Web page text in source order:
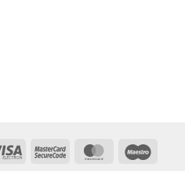
Visa
MasterCardMasterCard